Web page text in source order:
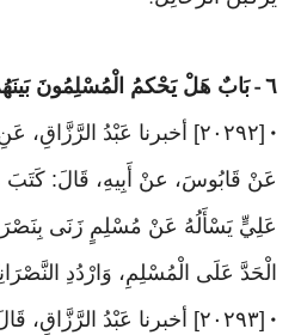
٦ -بَابٌ هَلْ يَحْكمُ الْمُسْلِمُونَ
•
[٢٠٢٩٢] أخبرنا عَبْدُ
عَنْ قَابُوسَ، عنْ أَبِيهِ، قَالَ: كَتَبَ
عَلِيٍّ يَسْأَلُهُ عَنْ مُسْلِمٍ زَنَى
الْحَدَّ عَلَى الْمُسْلِمِ، وَارْدُدِ
•
[٢٠٢٩٣] أخبرنا عَبْدُ